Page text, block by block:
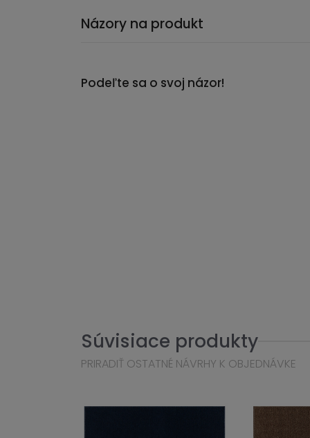
Názory na produkt
Podeľte sa o svoj názor!
Súvisiace produkty
PRIRADIŤ OSTATNÉ NÁVRHY K OBJEDNÁVKE